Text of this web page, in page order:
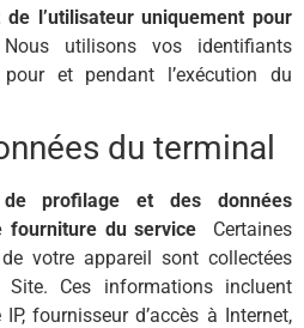
l’utilisateur uniquement pour
Nous utilisons vos identifiants
et pendant l’exécution du
du terminal
profilage et des données
fourniture du service
Certaines
votre appareil sont collectées
Ces informations incluent
fournisseur d’accès à Internet,